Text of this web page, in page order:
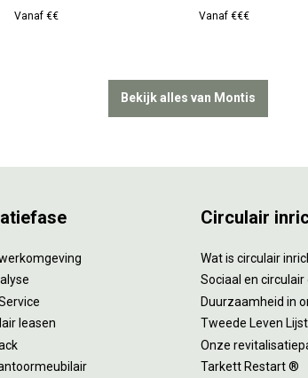
Vanaf €€ Vanaf €€€
Bekijk alles van Montis
leasen
Circulair
Wat is circulair
Sociaal en
Duurzaamheid in
Tweede Leven Lijst
Onze
Tarkett Restart ®